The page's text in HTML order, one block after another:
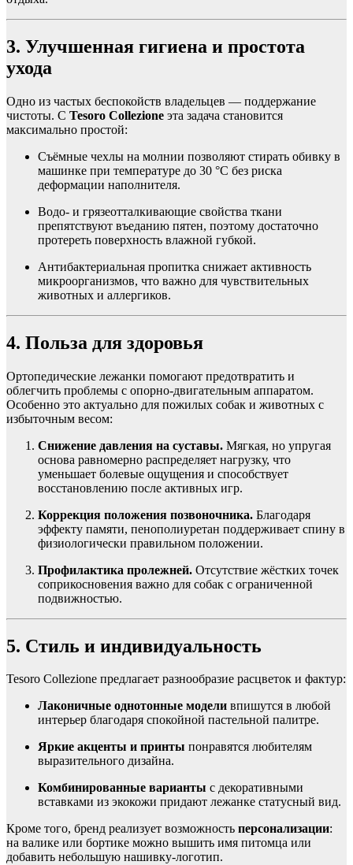
3. Улучшенная гигиена и простота
ухода
Одно из частых беспокойств владельцев — поддержание
чистоты. С Tesoro Collezione эта задача становится
максимально простой:
Съёмные чехлы на молнии позволяют стирать обивку в
машинке при температуре до 30 °C без риска
деформации наполнителя.
Водо- и грязеотталкивающие свойства ткани
препятствуют въеданию пятен, поэтому достаточно
протереть поверхность влажной губкой.
Антибактериальная пропитка снижает активность
микроорганизмов, что важно для чувствительных
животных и аллергиков.
4. Польза для здоровья
Ортопедические лежанки помогают предотвратить и
облегчить проблемы с опорно-двигательным аппаратом.
Особенно это актуально для пожилых собак и животных с
избыточным весом:
Снижение давления на суставы. Мягкая, но упругая
основа равномерно распределяет нагрузку, что
уменьшает болевые ощущения и способствует
восстановлению после активных игр.
Коррекция положения позвоночника. Благодаря
эффекту памяти, пенополиуретан поддерживает спину в
физиологически правильном положении.
Профилактика пролежней. Отсутствие жёстких точек
соприкосновения важно для собак с ограниченной
подвижностью.
5. Стиль и индивидуальность
Tesoro Collezione предлагает разнообразие расцветок и фактур:
Лаконичные однотонные модели впишутся в любой
интерьер благодаря спокойной пастельной палитре.
Яркие акценты и принты понравятся любителям
выразительного дизайна.
Комбинированные варианты с декоративными
вставками из экокожи придают лежанке статусный вид.
Кроме того, бренд реализует возможность персонализации:
на валике или бортике можно вышить имя питомца или
добавить небольшую нашивку-логотип.